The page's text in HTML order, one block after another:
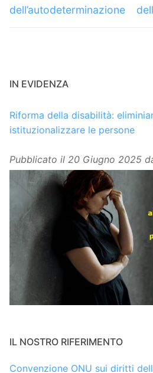
dell’autodeterminazione
IN EVIDENZA
Riforma della disabilità:
istituzionalizzare le persone
Pubblicato il 20 Giugno 2025
IL NOSTRO RIFERIMENTO
Convenzione ONU sui diritti